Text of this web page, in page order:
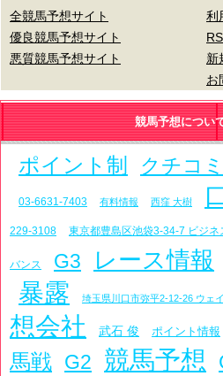
全競馬予想サイト
優良競馬予想サイト
悪質競馬予想サイト
利
新
お
競馬予想につい
ポイント制 クチコミ
03-6631-7403 有料情報 西窪 大樹
229-3108 東京都豊島区池袋3-34-7 ビジネ
バンス G3 レース情報
暴露
埼玉県川口市弥平2-12-26 ウェ
想会社
武石 俊 ポイント情報
馬戦 G2 競馬予想